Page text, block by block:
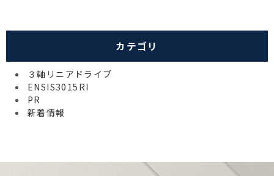
カテゴリ
３軸リニアドライブ
ENSIS3015RI
PR
新着情報